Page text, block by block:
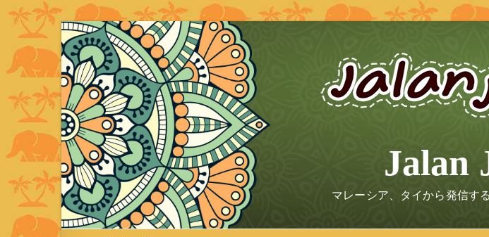
S
k
i
p
t
o
c
o
n
e
n
Jalan
マレーシア、タイから発信す